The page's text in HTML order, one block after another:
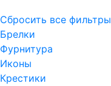
Сбросить все фильтры
Брелки
Фурнитура
Иконы
Крестики